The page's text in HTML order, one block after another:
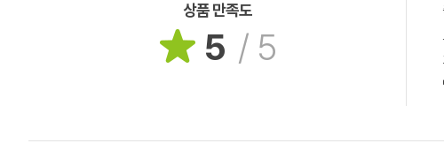
상품 만족도
5 / 5